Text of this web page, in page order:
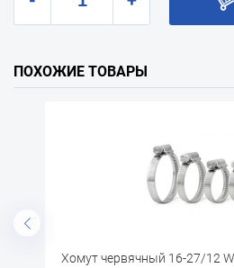
ПОХОЖИЕ ТОВАРЫ
Хомут червячный 16-27/12 W1